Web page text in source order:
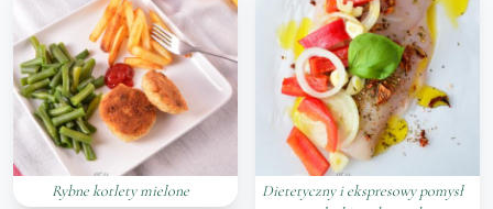
Rybne kotlety mielone
Dietetyczny i ekspresowy pomysł